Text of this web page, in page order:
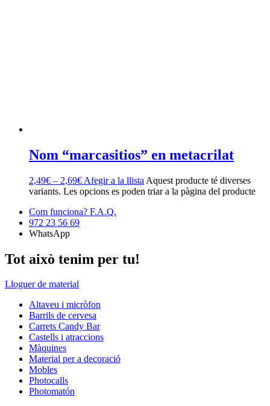
Nom “marcasitios” en metacrilat
2,49€ – 2,69€ Afegir a la llista Aquest producte té diverses
variants. Les opcions es poden triar a la pàgina del producte
Com funciona? F.A.Q.
972 23 56 69
WhatsApp
Tot això tenim per tu!
Lloguer de material
Altaveu i micròfon
Barrils de cervesa
Carrets Candy Bar
Castells i atraccions
Màquines
Material per a decoració
Mobles
Photocalls
Photomatón